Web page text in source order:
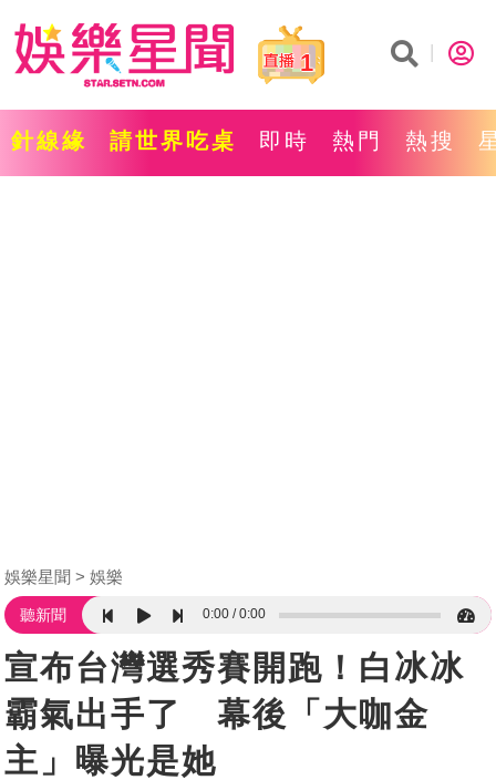
1
針線緣 請世界吃桌 即時 熱門 熱搜
娛樂星聞 娛樂
聽新聞 0:00 0:00
宣布台灣選秀賽開跑！白冰冰
霸氣出手了 幕後「大咖金
主」曝光是她